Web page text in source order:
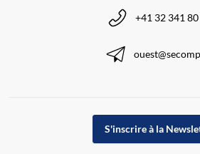
+41 32 341 80
S'inscrire à la